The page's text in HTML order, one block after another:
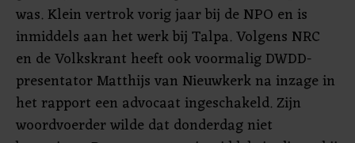
was. Klein vertrok vorig jaar bij de NPO en is
inmiddels aan het werk bij Talpa. Volgens NRC
en de Volkskrant heeft ook voormalig DWDD-
presentator Matthijs van Nieuwkerk na inzage in
het rapport een advocaat ingeschakeld. Zijn
woordvoerder wilde dat donderdag niet